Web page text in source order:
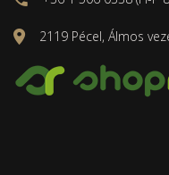
2119 Pécel, Álmos